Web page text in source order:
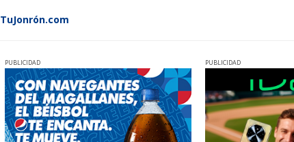
TuJonrón.com
PUBLICIDAD PUBLICIDAD